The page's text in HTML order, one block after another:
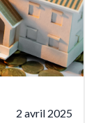
2 avril 2025